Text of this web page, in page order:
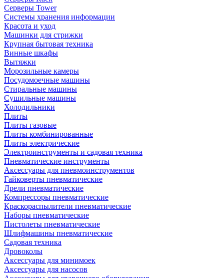
Серверы Tower
Системы хранения информации
Красота и уход
Машинки для стрижки
Крупная бытовая техника
Винные шкафы
Вытяжки
Морозильные камеры
Посудомоечные машины
Стиральные машины
Сушильные машины
Холодильники
Плиты
Плиты газовые
Плиты комбинированные
Плиты электрические
Электроинструменты и садовая техника
Пневматические инструменты
Аксессуары для пневмоинструментов
Гайковерты пневматические
Дрели пневматические
Компрессоры пневматические
Краскораспылители пневматические
Наборы пневматические
Пистолеты пневматические
Шлифмашины пневматические
Садовая техника
Дровоколы
Аксессуары для минимоек
Аксессуары для насосов